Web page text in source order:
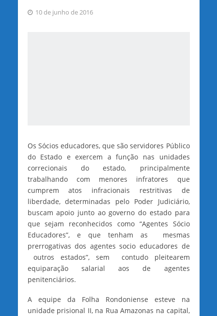
10 de junho de 2016
Os Sócios educadores, que são servidores Público
do Estado e exercem a função nas unidades
correcionais do estado, principalmente
trabalhando com menores infratores que
cumprem atos infracionais restritivas de
liberdade, determinadas pelo Poder Judiciário,
buscam apoio junto ao governo do estado para
que sejam reconhecidos como “Agentes Sócio
Educadores”, e que tenham as mesmas
prerrogativas dos agentes socio educadores de
outros estados”, sem contudo pleitearem
equiparação salarial aos de agentes
penitenciários.
A equipe da Folha Rondoniense esteve na
unidade prisional II, na Rua Amazonas na capital,